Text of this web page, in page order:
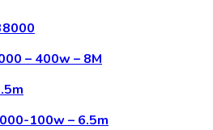
– 400w – 8M
100w – 6.5m